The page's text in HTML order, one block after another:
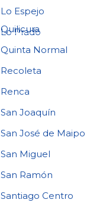
Lo Espejo
Lo Prado
Quilicura
Quinta Normal
Recoleta
Renca
San Joaquín
San José de Maipo
San Miguel
San Ramón
Santiago Centro